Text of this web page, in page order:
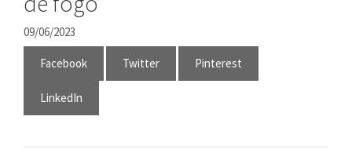
09/06/2023
Facebook Twitter Pinterest
LinkedIn